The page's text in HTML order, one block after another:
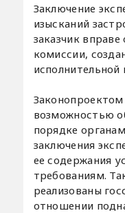
Заключение
изысканий
заказчик
комиссии,
исполнительной
возможностью
порядке
заключения
ее содержания
требованиям.
реализованы
отношении